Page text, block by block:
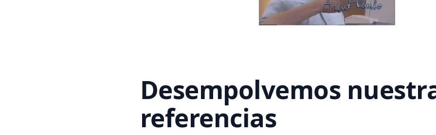
Desempolvemos
referencias